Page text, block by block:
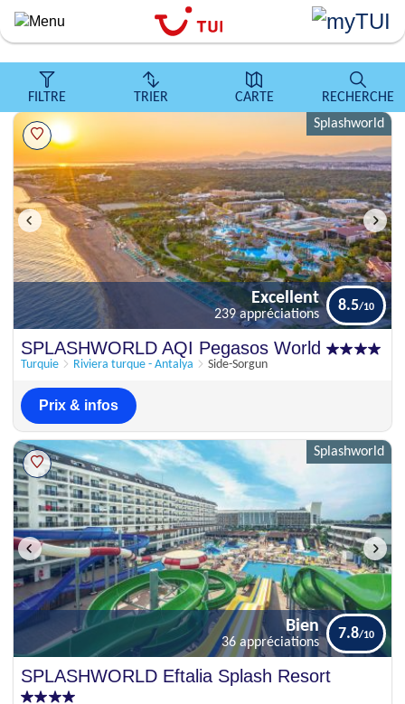
Aller
contenu
principal
FILTRE TRIER CARTE
RECHERCHE
Splashworld
Excellent
239 appréciations
8.5
SPLASHWORLD AQI Pegasos World
Turquie Riviera turque - Antalya Side-Sorgun
Excellent
239 appréciations
8.5
Prix & infos
Splashworld
Bien
36 appréciations
SPLASHWORLD Eftalia Splash Resort
Bien
36 appréciations
7.8